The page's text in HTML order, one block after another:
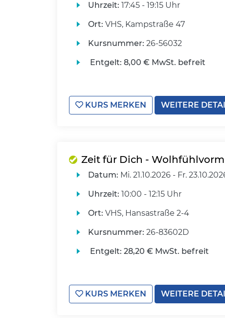
Uhrzeit: 17:45 - 19:15 Uhr
Ort: VHS, Kampstraße 47
Kursnummer: 26-56032
Entgelt: 8,00 € MwSt. befreit
KURS MERKEN WEITERE
Zeit für Dich -
Datum: Mi. 21.10.2026 - Fr.
Uhrzeit: 10:00 - 12:15 Uhr
Ort: VHS, Hansastraße 2-4
Kursnummer: 26-83602D
Entgelt: 28,20 € MwSt. befreit
KURS MERKEN WEITERE